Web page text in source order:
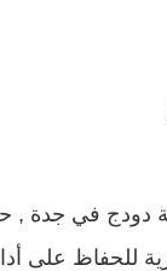
في جدة , حيث
للحفاظ على